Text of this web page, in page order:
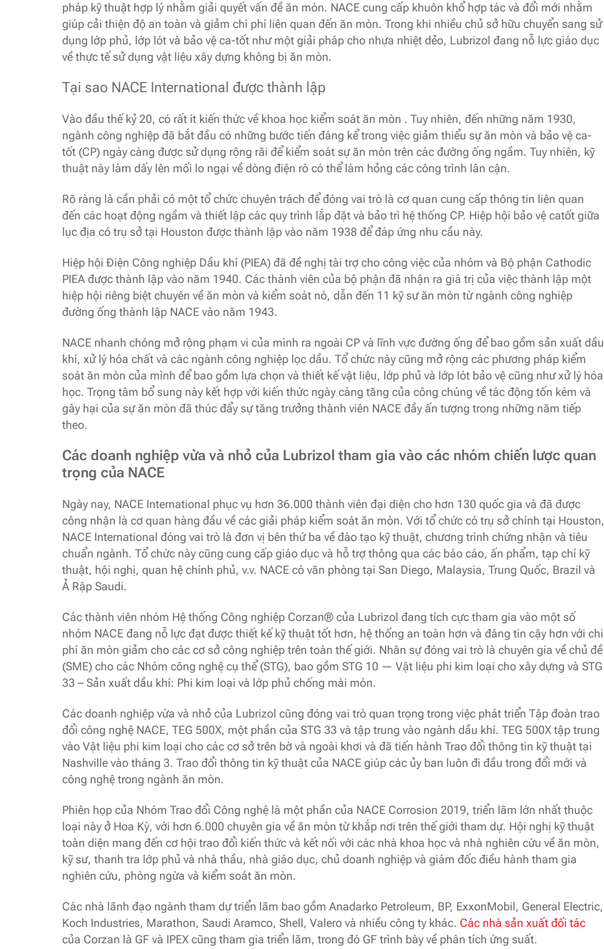
pháp kỹ thuật hợp lý nhằm giải quyết vấn đề ăn mòn. NACE cung cấp khuôn khổ hợp tác và đổi mới nhằm
giúp cải thiện độ an toàn và giảm chi phí liên quan đến ăn mòn. Trong khi nhiều chủ sở hữu chuyển sang sử
dụng lớp phủ, lớp lót và bảo vệ ca-tốt như một giải pháp cho nhựa nhiệt dẻo, Lubrizol đang nỗ lực giáo dục
về thực tế sử dụng vật liệu xây dựng không bị ăn mòn.
Tại sao NACE International được thành lập
Vào đầu thế kỷ 20, có rất ít kiến ​​thức về khoa học kiểm soát ăn mòn . Tuy nhiên, đến những năm 1930,
ngành công nghiệp đã bắt đầu có những bước tiến đáng kể trong việc giảm thiểu sự ăn mòn và bảo vệ ca-
tốt (CP) ngày càng được sử dụng rộng rãi để kiểm soát sự ăn mòn trên các đường ống ngầm. Tuy nhiên, kỹ
thuật này làm dấy lên mối lo ngại về dòng điện rò có thể làm hỏng các công trình lân cận.
Rõ ràng là cần phải có một tổ chức chuyên trách để đóng vai trò là cơ quan cung cấp thông tin liên quan
đến các hoạt động ngầm và thiết lập các quy trình lắp đặt và bảo trì hệ thống CP. Hiệp hội bảo vệ catốt giữa
lục địa có trụ sở tại Houston được thành lập vào năm 1938 để đáp ứng nhu cầu này.
Hiệp hội Điện Công nghiệp Dầu khí (PIEA) đã đề nghị tài trợ cho công việc của nhóm và Bộ phận Cathodic
PIEA được thành lập vào năm 1940. Các thành viên của bộ phận đã nhận ra giá trị của việc thành lập một
hiệp hội riêng biệt chuyên về ăn mòn và kiểm soát nó, dẫn đến 11 kỹ sư ăn mòn từ ngành công nghiệp
đường ống thành lập NACE vào năm 1943.
NACE nhanh chóng mở rộng phạm vi của mình ra ngoài CP và lĩnh vực đường ống để bao gồm sản xuất dầu
khí, xử lý hóa chất và các ngành công nghiệp lọc dầu. Tổ chức này cũng mở rộng các phương pháp kiểm
soát ăn mòn của mình để bao gồm lựa chọn và thiết kế vật liệu, lớp phủ và lớp lót bảo vệ cũng như xử lý hóa
học. Trọng tâm bổ sung này kết hợp với kiến ​​thức ngày càng tăng của công chúng về tác động tốn kém và
gây hại của sự ăn mòn đã thúc đẩy sự tăng trưởng thành viên NACE đầy ấn tượng trong những năm tiếp
theo.
Các doanh nghiệp vừa và nhỏ của Lubrizol tham gia vào các nhóm chiến lược quan
trọng của NACE
Ngày nay, NACE International phục vụ hơn 36.000 thành viên đại diện cho hơn 130 quốc gia và đã được
công nhận là cơ quan hàng đầu về các giải pháp kiểm soát ăn mòn. Với tổ chức có trụ sở chính tại Houston,
NACE International đóng vai trò là đơn vị bên thứ ba về đào tạo kỹ thuật, chương trình chứng nhận và tiêu
chuẩn ngành. Tổ chức này cũng cung cấp giáo dục và hỗ trợ thông qua các báo cáo, ấn phẩm, tạp chí kỹ
thuật, hội nghị, quan hệ chính phủ, v.v. NACE có văn phòng tại San Diego, Malaysia, Trung Quốc, Brazil và
Ả Rập Saudi.
Các thành viên nhóm Hệ thống Công nghiệp Corzan® của Lubrizol đang tích cực tham gia vào một số
nhóm NACE đang nỗ lực đạt được thiết kế kỹ thuật tốt hơn, hệ thống an toàn hơn và đáng tin cậy hơn với chi
phí ăn mòn giảm cho các cơ sở công nghiệp trên toàn thế giới. Nhân sự đóng vai trò là chuyên gia về chủ đề
(SME) cho các Nhóm công nghệ cụ thể (STG), bao gồm STG 10 — Vật liệu phi kim loại cho xây dựng và STG
33 – Sản xuất dầu khí: Phi kim loại và lớp phủ chống mài mòn.
Các doanh nghiệp vừa và nhỏ của Lubrizol cũng đóng vai trò quan trọng trong việc phát triển Tập đoàn trao
đổi công nghệ NACE, TEG 500X, một phần của STG 33 và tập trung vào ngành dầu khí. TEG 500X tập trung
vào Vật liệu phi kim loại cho các cơ sở trên bờ và ngoài khơi và đã tiến hành Trao đổi thông tin kỹ thuật tại
Nashville vào tháng 3. Trao đổi thông tin kỹ thuật của NACE giúp các ủy ban luôn đi đầu trong đổi mới và
công nghệ trong ngành ăn mòn.
Phiên họp của Nhóm Trao đổi Công nghệ là một phần của NACE Corrosion 2019, triển lãm lớn nhất thuộc
loại này ở Hoa Kỳ, với hơn 6.000 chuyên gia về ăn mòn từ khắp nơi trên thế giới tham dự. Hội nghị kỹ thuật
toàn diện mang đến cơ hội trao đổi kiến ​​thức và kết nối với các nhà khoa học và nhà nghiên cứu về ăn mòn,
kỹ sư, thanh tra lớp phủ và nhà thầu, nhà giáo dục, chủ doanh nghiệp và giám đốc điều hành tham gia
nghiên cứu, phòng ngừa và kiểm soát ăn mòn.
Các nhà lãnh đạo ngành tham dự triển lãm bao gồm Anadarko Petroleum, BP, ExxonMobil, General Electric,
Koch Industries, Marathon, Saudi Aramco, Shell, Valero và nhiều công ty khác. Các nhà sản xuất đối tác
của Corzan là GF và IPEX cũng tham gia triển lãm, trong đó GF trình bày về phân tích ứng suất.